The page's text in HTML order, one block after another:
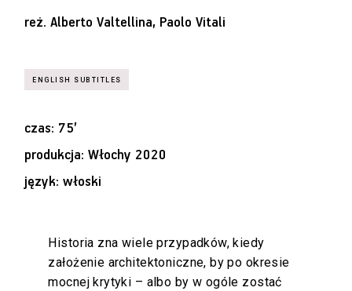
reż.Alberto Valtellina, Paolo Vitali
czas: 75’
produkcja: Włochy 2020
język: włoski
Historia zna wiele przypadków, kiedy
założenie architektoniczne, by po okresie
mocnej krytyki – albo by w ogóle zostać